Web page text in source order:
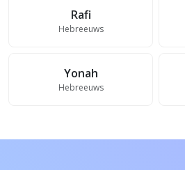
Rafi
Hebreeuws
Yonah
Hebreeuws